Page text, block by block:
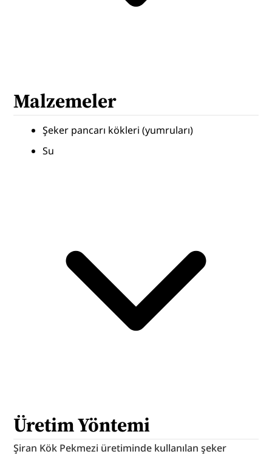
Malzemeler
Şeker pancarı kökleri (yumruları)
Su
Üretim Yöntemi
Şiran Kök Pekmezi üretiminde kullanılan şeker